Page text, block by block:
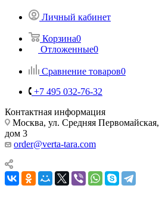
Личный кабинет
Корзина0
Отложенные0
Сравнение товаров0
+7 495 032-76-32
Контактная информация
Москва, ул. Средняя Первомайская,
дом 3
order@verta-tara.com